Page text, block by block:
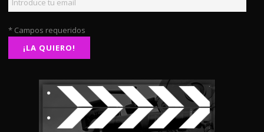
* Campos requeridos